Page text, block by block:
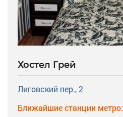
Хостел Грей
Лиговский пер., 2
Ближайшие станции метро: